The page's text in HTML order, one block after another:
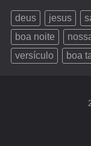
deus jesus
boa noite
versículo
boa